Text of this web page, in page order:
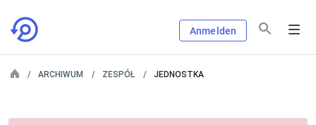
Anmelden
ARCHIWUM ZESPÓŁ JEDNOSTKA